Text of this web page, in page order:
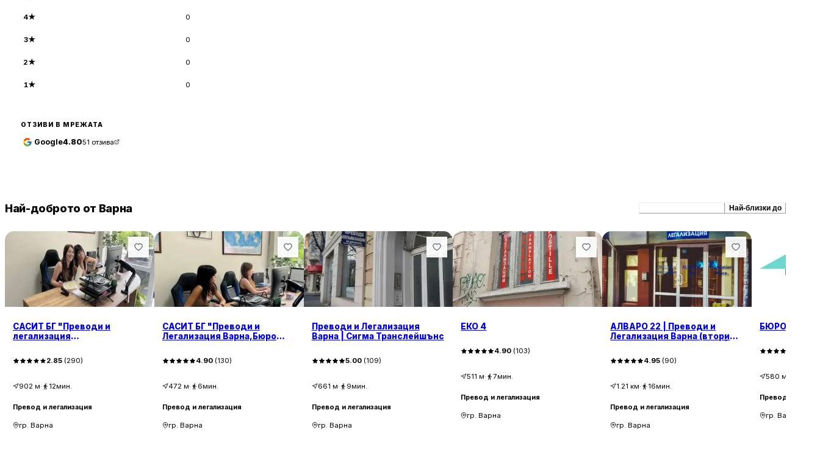
4★ 0
3★ 0
2★ 0
1★ 0
ОТЗИВИ В МРЕЖАТА
Google4.8051 отзива
Най-доброто от Варна Най-близки до
САСИТ БГ "Преводи и
легализация
Бюро Переводов
2.85 (290)
902 м· 12мин.
Превод и легализация
гр. Варна
САСИТ БГ "Преводи и
Легализация Варна,Бюро
4.90(130)
472 м· 6мин.
Превод и легализация
гр. Варна
Преводи и Легализация
Варна | Сигма Транслейшънс
5.00(109)
661 м· 9мин.
Превод и легализация
гр. Варна
ЕКО 4
4.90 (103)
511 м· 7мин.
Превод и легализация
гр. Варна
АЛВАРО 22 | Преводи и
Легализация Варна (втори
Бюро Переводов
4.95 (90)
1.21 км· 16мин.
Превод и легализация
гр. Варна
БЮРО
580 м
Превод и
гр. Варна